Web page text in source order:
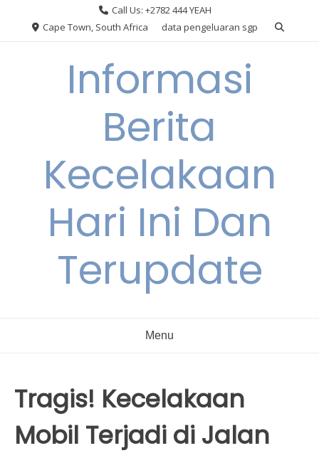
Call Us: +2782 444 YEAH
Cape Town, South Africa
data pengeluaran sgp
Informasi
Berita
Kecelakaan
Hari Ini Dan
Terupdate
Menu
Tragis! Kecelakaan
Mobil Terjadi di Jalan